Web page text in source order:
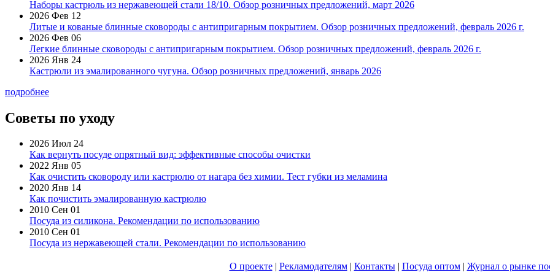
Наборы кастрюль из нержавеющей стали 18/10. Обзор розничных предложений, март 2026
2026 Фев 12
Литые и кованые блинные сковороды с антипригарным покрытием. Обзор розничных предложений, февраль 2026 г.
2026 Фев 06
Легкие блинные сковороды с антипригарным покрытием. Обзор розничных предложений, февраль 2026 г.
2026 Янв 24
Кастрюли из эмалированного чугуна. Обзор розничных предложений, январь 2026
подробнее
Советы по уходу
2026 Июл 24
Как вернуть посуде опрятный вид: эффективные способы очистки
2022 Янв 05
Как очистить сковороду или кастрюлю от нагара без химии. Тест губки из меламина
2020 Янв 14
Как почистить эмалированную кастрюлю
2010 Сен 01
Посуда из силикона. Рекомендации по использованию
2010 Сен 01
Посуда из нержавеющей стали. Рекомендации по использованию
О проекте| Рекламодателям| Контакты| Посуда оптом| Журнал о рынке